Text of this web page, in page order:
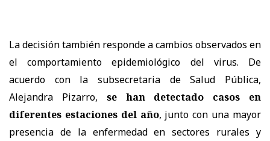
La decisión también responde a cambios observados en
el comportamiento epidemiológico del virus. De
acuerdo con la subsecretaria de Salud Pública,
Alejandra Pizarro, se han detectado casos en
diferentes estaciones del año, junto con una mayor
presencia de la enfermedad en sectores rurales y